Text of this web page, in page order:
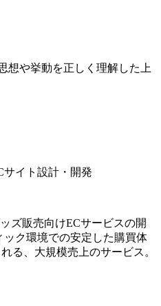
想や挙動を正しく理解した上
サイト設計・開発
ズ販売向けECサービスの開
ク環境での安定した購買体
る、大規模売上のサービス。